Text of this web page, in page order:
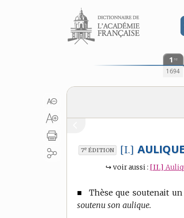
Aller au contenu
1 re
1694
7e ÉDITION [I.]
↪ voir aussi : [II.]
■ Thèse que soutenait
soutenu son aulique.